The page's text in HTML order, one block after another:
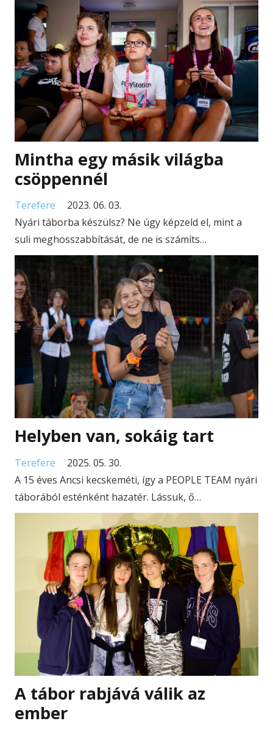
Mintha egy másik világba
csöppennél
Terefere
2023. 06. 03.
Nyári táborba készülsz? Ne úgy képzeld el, mint a
suli meghosszabbítását, de ne is számíts…
Helyben van, sokáig tart
Terefere
2025. 05. 30.
A 15 éves Ancsi kecskeméti, így a PEOPLE TEAM nyári
táborából esténként hazatér. Lássuk, ő…
A tábor rabjává válik az
ember